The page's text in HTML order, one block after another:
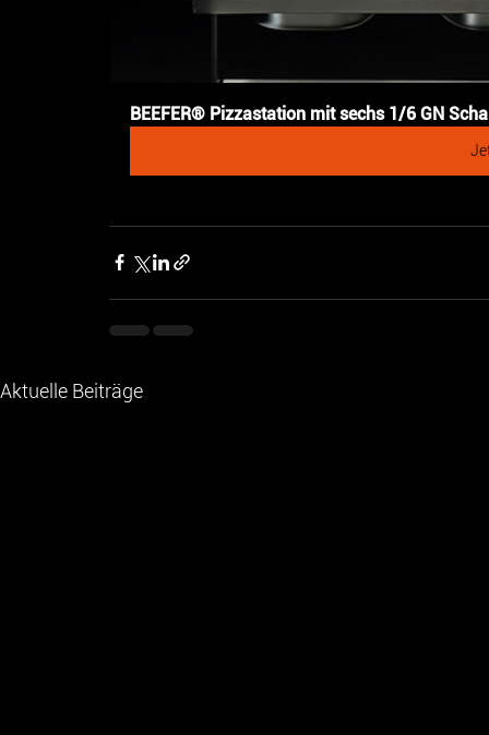
BEEFER® Pizzastation mit sechs 1/6 GN
Aktuelle Beiträge